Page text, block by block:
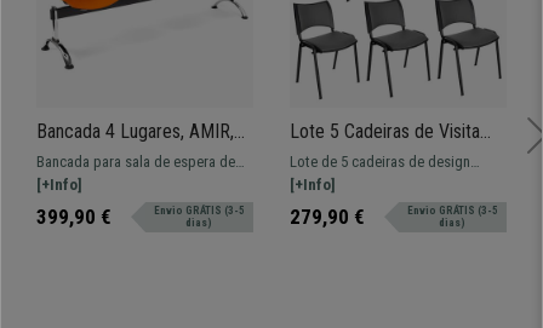
Bancada 4 Lugares, AMIR,
Estructura Metálica, Em
Plástico, Cor Laranja
Bancada para sala de espera de
208x50 cm com estructura
metálica e assentos em plástico.
Muito resistente, grande
[+Info]
399,90 €
Envio GRÁTIS (3-5
dias)
Lote 5 Cadeiras de Visita
ROMEL PELE, Prática e
Empilhável, Pernas Pretas,
Lote de 5 cadeiras de design
prático e versátil ROMEL.
Confortável, resistente e com
design moderno.
[+Info]
279,90 €
Envio GRÁTIS (3-5
dias)